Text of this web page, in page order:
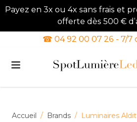
Payez en 3x ou 4x sans frais et
offerte dès 500 €
☎ 04 92 00 07 26 - 7/7
Accueil / Brands / Luminaires Aldit